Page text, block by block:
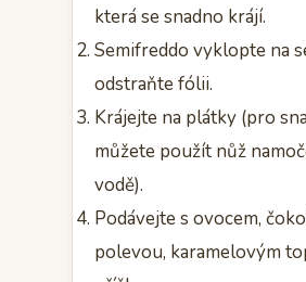
která se snadno krájí.
Semifreddo vyklopte na
odstraňte fólii.
Krájejte na plátky (pro
můžete použít nůž
vodě).
Podávejte s ovocem,
polevou, karamelovým